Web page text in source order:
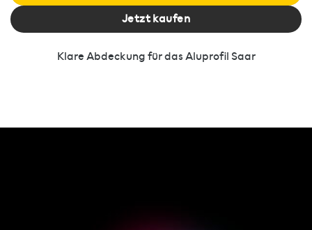
Jetzt kaufen
Klare Abdeckung für das Aluprofil Saar